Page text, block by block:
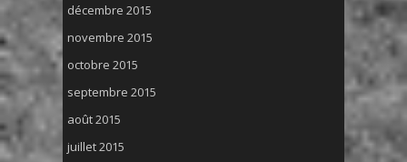
décembre 2015
novembre 2015
octobre 2015
septembre 2015
août 2015
juillet 2015